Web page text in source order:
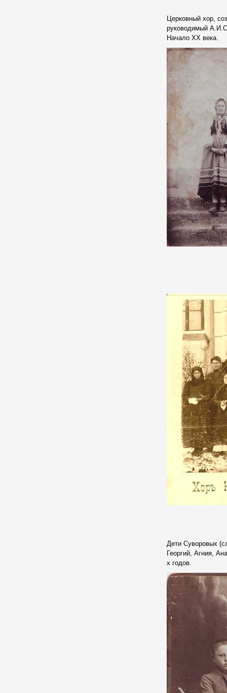
Церковный хор,
руководимый
Начало XX века.
Дети Суворовых
Георгий, Агния,
х годов.